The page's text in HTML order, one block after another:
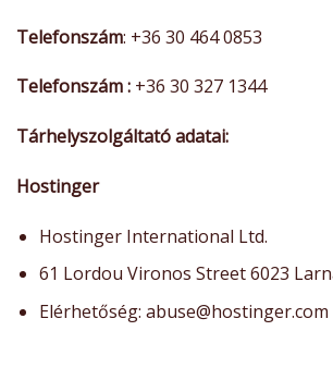
Telefonszám: +36 30 464 0853
Telefonszám : +36 30 327 1344
Tárhelyszolgáltató adatai:
Hostinger
Hostinger International Ltd.
61 Lordou Vironos Street 6023
Elérhetőség: abuse@hostinger.com